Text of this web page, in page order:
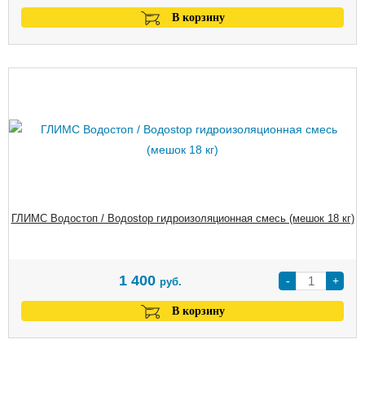
В корзину
ГЛИМС Водостоп / Водоstop гидpoизoляциoнная смесь (мешок 18 кг)
- +
1 400 руб.
В корзину